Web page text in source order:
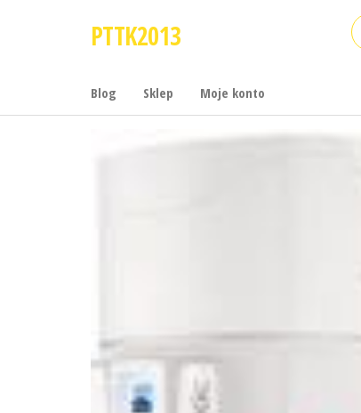
PTTK2013
Blog Sklep Moje konto